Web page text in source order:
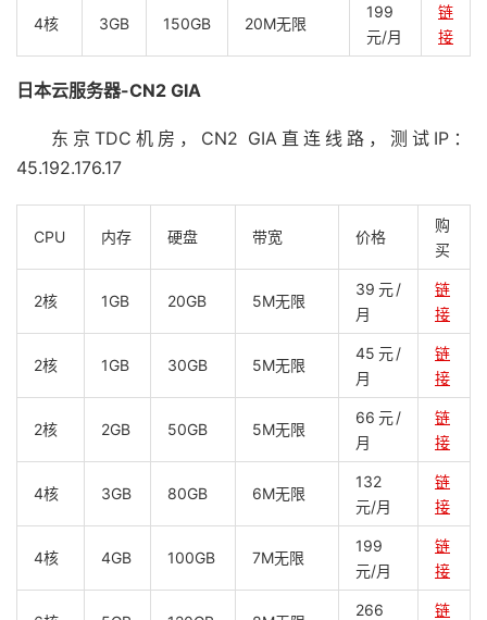
4核 3GB 150GB 20M无限
199
元/月
链
接
日本云服务器-CN2 GIA
东京TDC机房，CN2 GIA直连线路，测试IP：
45.192.176.17
CPU 内存 硬盘 带宽 价格
购
买
2核 1GB 20GB 5M无限
39元/
月
链
接
2核 1GB 30GB 5M无限
45元/
月
链
接
2核 2GB 50GB 5M无限
66元/
月
链
接
4核 3GB 80GB 6M无限
132
元/月
链
接
4核 4GB 100GB 7M无限
199
元/月
链
接
266
链